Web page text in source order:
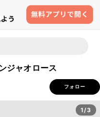
ジャオロース
フォロー
1/3